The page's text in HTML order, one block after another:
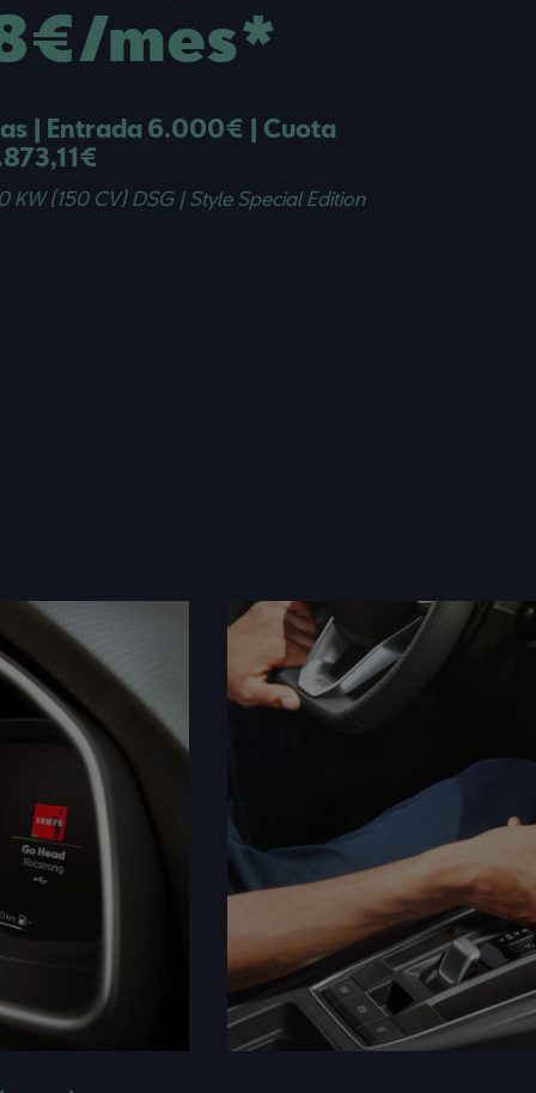
mes*
| Entrada 6.000€ | Cuota
KW (150 CV) DSG | Style Special Edition